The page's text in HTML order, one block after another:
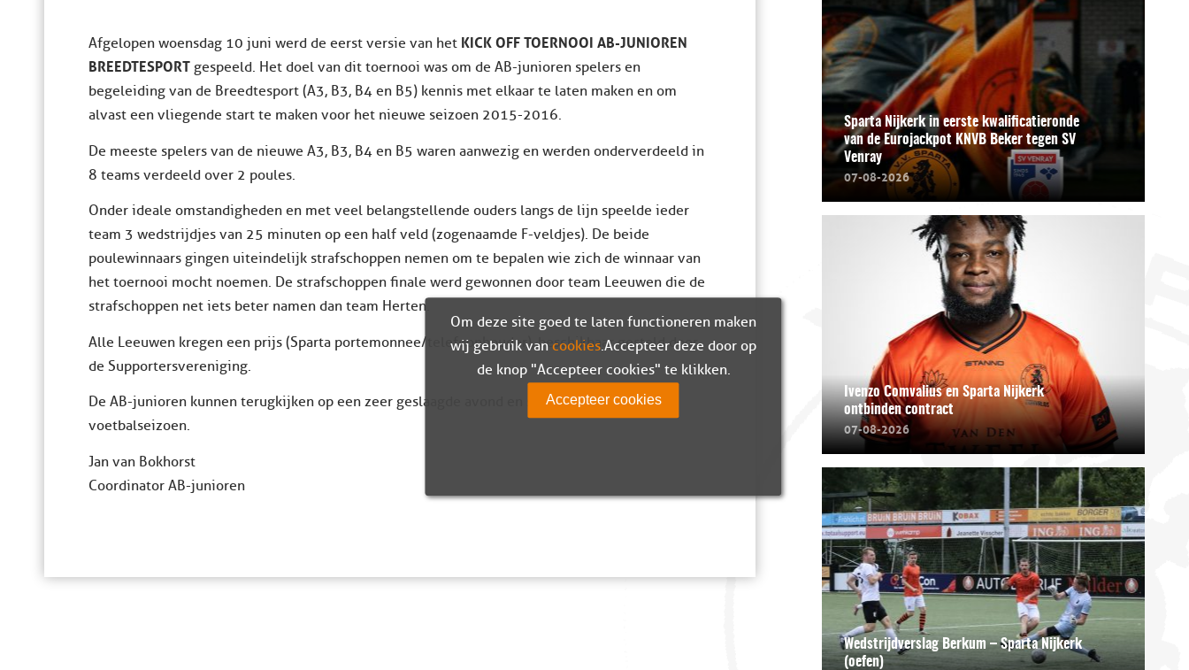
Afgelopen woensdag 10 juni werd de eerst versie van het KICK OFF TOERNOOI AB-JUNIOREN
BREEDTESPORT gespeeld. Het doel van dit toernooi was om de AB-junioren spelers en
begeleiding van de Breedtesport (A3, B3, B4 en B5) kennis met elkaar te laten maken en om
alvast een vliegende start te maken voor het nieuwe seizoen 2015-2016.
De meeste spelers van de nieuwe A3, B3, B4 en B5 waren aanwezig en werden onderverdeeld in
8 teams verdeeld over 2 poules.
Onder ideale omstandigheden en met veel belangstellende ouders langs de lijn speelde ieder
team 3 wedstrijdjes van 25 minuten op een half veld (zogenaamde F-veldjes). De beide
poulewinnaars gingen uiteindelijk strafschoppen nemen om te bepalen wie zich de winnaar van
het toernooi mocht noemen. De strafschoppen finale werd gewonnen door team Leeuwen die de
strafschoppen net iets beter namen dan team Herten.
Alle Leeuwen kregen een prijs (Sparta portemonnee/telefoonhouder), beschikbaar gesteld door
de Supportersvereniging.
De AB-junioren kunnen terugkijken op een zeer geslaagde avond en start van het nieuwe
voetbalseizoen.
Jan van Bokhorst
Coordinator AB-junioren
Sparta Nijkerk in eerste kwalificatieronde
van de Eurojackpot KNVB Beker tegen SV
Venray
07-08-2026
Ivenzo Comvalius en Sparta Nijkerk
ontbinden contract
07-08-2026
Wedstrijdverslag Berkum – Sparta Nijkerk
(oefen)
Om deze site goed te laten functioneren maken
wij gebruik van cookies. Accepteer deze door op
de knop "Accepteer cookies" te klikken.
Accepteer cookies